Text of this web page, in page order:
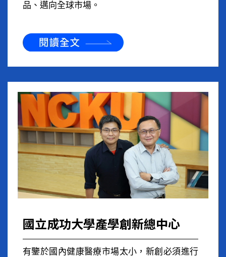
品、邁向全球市場。
國立成功大學產學創新總中心
有鑒於國內健康醫療市場太小，新創必須進行